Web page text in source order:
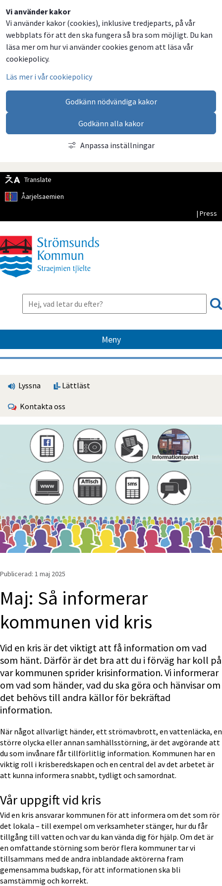
Vi använder kakor
Vi använder kakor (cookies), inklusive tredjeparts, på vår
webbplats för att den ska fungera så bra som möjligt. Du kan
läsa mer om hur vi använder cookies genom att läsa vår
cookiepolicy.
Läs mer i vår cookiepolicy
Godkänn nödvändiga kakor
Godkänn alla kakor
Anpassa inställningar
Translate
Åarjelsaemien
| Press
Meny
Lyssna Lättläst
Kontakta oss
Publicerad: 1 maj 2025
Maj: Så informerar
kommunen vid kris
Vid en kris är det viktigt att få information om vad
som hänt. Därför är det bra att du i förväg har koll på
var kommunen sprider krisinformation. Vi informerar
om vad som händer, vad du ska göra och hänvisar om
det behövs till andra källor för bekräftad
information.
När något allvarligt händer, ett strömavbrott, en vattenläcka, en
större olycka eller annan samhällsstörning, är det avgörande att
du som invånare får tillförlitlig information. Kommunen har en
viktig roll i krisberedskapen och en central del av det arbetet är
att kunna informera snabbt, tydligt och samordnat.
Vår uppgift vid kris
Vid en kris ansvarar kommunen för att informera om det som rör
det lokala – till exempel om verksamheter stänger, hur du får
tillgång till vatten och var du kan vända dig för hjälp. Om det är
en omfattande störning som berör flera kommuner tar vi
tillsammans med de andra inblandade aktörerna fram
gemensamma budskap, för att informationen ska bli
samstämmig och korrekt.
Dela
på
Facebook
Dela
på
Twitter
Dela
på
LinkedIn
Dela
via
email